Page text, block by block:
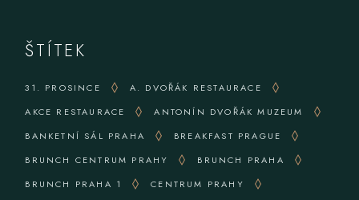
ŠTÍTEK
31. PROSINCE
A. DVOŘÁK RESTAURACE
AKCE RESTAURACE
ANTONÍN DVOŘÁK MUZEUM
BANKETNÍ SÁL PRAHA
BREAKFAST PRAGUE
BRUNCH CENTRUM PRAHY
BRUNCH PRAHA
BRUNCH PRAHA 1
CENTRUM PRAHY